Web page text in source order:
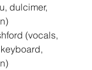
dulcimer,
(vocals,